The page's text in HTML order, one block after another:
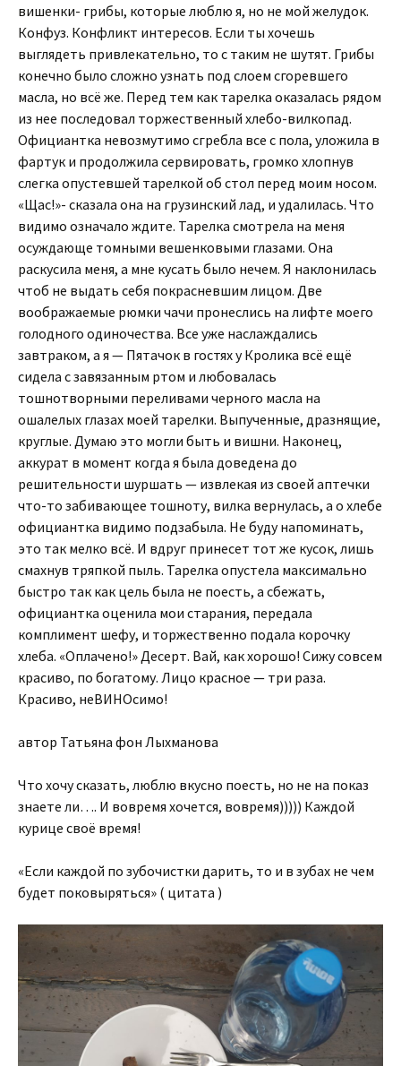
вишенки- грибы, которые люблю я, но не мой желудок.
Конфуз. Конфликт интересов. Если ты хочешь
выглядеть привлекательно, то с таким не шутят. Грибы
конечно было сложно узнать под слоем сгоревшего
масла, но всё же. Перед тем как тарелка оказалась рядом
из нее последовал торжественный хлебо-вилкопад.
Официантка невозмутимо сгребла все с пола, уложила в
фартук и продолжила сервировать, громко хлопнув
слегка опустевшей тарелкой об стол перед моим носом.
«Щас!»- сказала она на грузинский лад, и удалилась. Что
видимо означало ждите. Тарелка смотрела на меня
осуждающе томными вешенковыми глазами. Она
раскусила меня, а мне кусать было нечем. Я наклонилась
чтоб не выдать себя покрасневшим лицом. Две
воображаемые рюмки чачи пронеслись на лифте моего
голодного одиночества. Все уже наслаждались
завтраком, а я — Пятачок в гостях у Кролика всё ещё
сидела с завязанным ртом и любовалась
тошнотворными переливами черного масла на
ошалелых глазах моей тарелки. Выпученные, дразнящие,
круглые. Думаю это могли быть и вишни. Наконец,
аккурат в момент когда я была доведена до
решительности шуршать — извлекая из своей аптечки
что-то забивающее тошноту, вилка вернулась, а о хлебе
официантка видимо подзабыла. Не буду напоминать,
это так мелко всё. И вдруг принесет тот же кусок, лишь
смахнув тряпкой пыль. Тарелка опустела максимально
быстро так как цель была не поесть, а сбежать,
официантка оценила мои старания, передала
комплимент шефу, и торжественно подала корочку
хлеба. «Оплачено!» Десерт. Вай, как хорошо! Сижу совсем
красиво, по богатому. Лицо красное — три раза.
Красиво, неВИНОсимо!
автор Татьяна фон Лыхманова
Что хочу сказать, люблю вкусно поесть, но не на показ
знаете ли…. И вовремя хочется, вовремя))))) Каждой
курице своё время!
«Если каждой по зубочистки дарить, то и в зубах не чем
будет поковыряться» ( цитата )